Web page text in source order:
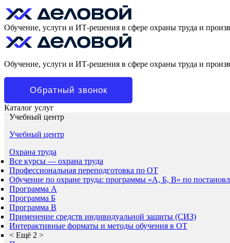
Обучение, услуги и ИТ-решения в сфере охраны труда и
Обучение, услуги и ИТ-решения в сфере охраны труда и
Обратный звонок
Каталог услуг
Учебный центр
Учебный центр
Охрана труда
Все курсы — охрана труда
Профессиональная переподготовка по ОТ
Обучение по охране труда: программы «А, Б, В» по
Программа А
Программа Б
Программа В
Применение средств индивидуальной защиты (СИЗ)
Интерактивные форматы и методы обучения в ОТ
< Ещё 2 >